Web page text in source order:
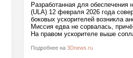
Разработанная для обеспечения
(ULA) 12 февраля 2026 года
боковых ускорителей возникла
Миссия едва не сорвалась,
На правом ускорителе выше
Подробнее на 3Dnews.ru